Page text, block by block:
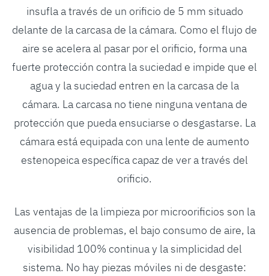
insufla a través de un orificio de 5 mm situado
delante de la carcasa de la cámara. Como el flujo de
aire se acelera al pasar por el orificio, forma una
fuerte protección contra la suciedad e impide que el
agua y la suciedad entren en la carcasa de la
cámara. La carcasa no tiene ninguna ventana de
protección que pueda ensuciarse o desgastarse. La
cámara está equipada con una lente de aumento
estenopeica específica capaz de ver a través del
orificio.
Las ventajas de la limpieza por microorificios son la
ausencia de problemas, el bajo consumo de aire, la
visibilidad 100% continua y la simplicidad del
sistema. No hay piezas móviles ni de desgaste: